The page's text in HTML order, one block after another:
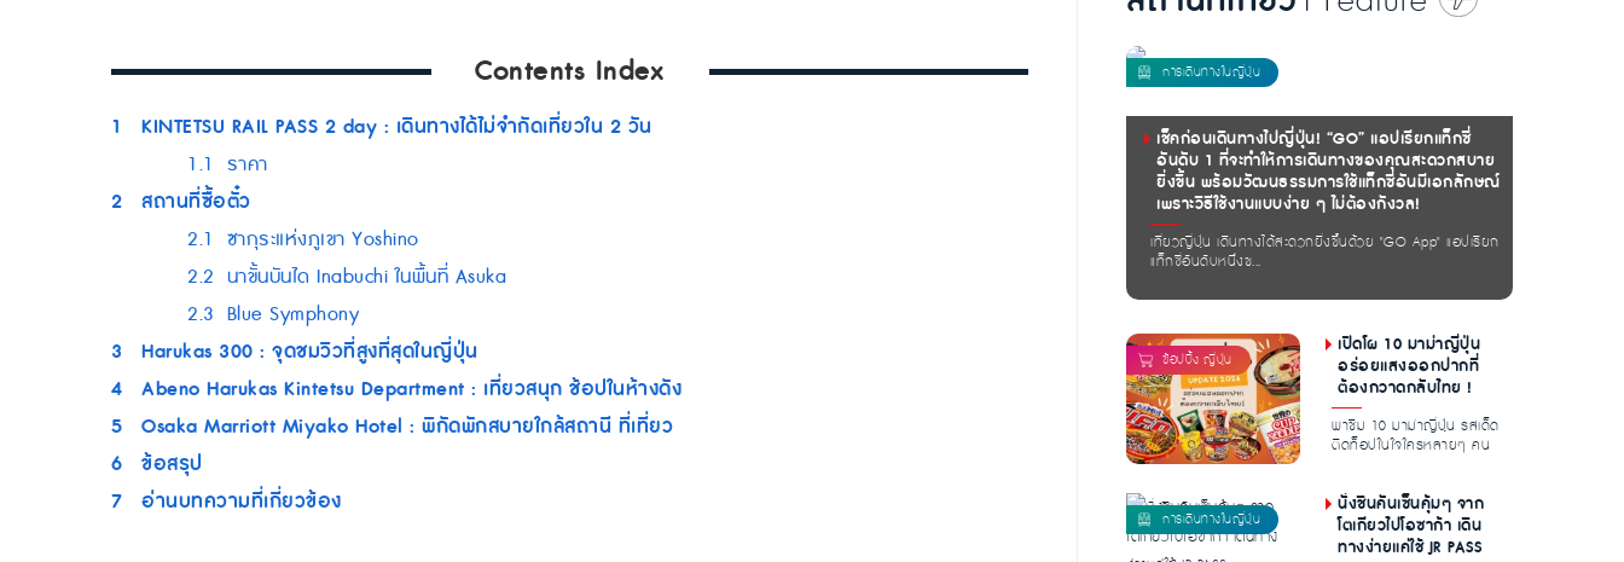
Contents Index
1 KINTETSU RAIL PASS 2 day : เดินทางได้ไม่จำกัดเที่ยวใน 2 วัน
1.1 ราคา
2 สถานที่ซื้อตั๋ว
2.1 ซากุระแห่งภูเขา Yoshino
2.2 นาขั้นบันได Inabuchi ในพื้นที่ Asuka
2.3 Blue Symphony
3
Harukas 300 : จุดชมวิวที่สูงที่สุดในญี่ปุ่น
4 Abeno Harukas Kintetsu Department : เที่ยวสนุก ช้อปในห้างดัง
5 Osaka Marriott Miyako Hotel : พิกัดพักสบายใกล้สถานี ที่เที่ยว
6 ข้อสรุป
7 อ่านบทความที่เกี่ยวข้อง
เช็คก่อนเดินทางไปญี่ปุ่น! “GO” แอปเรียกแท็กซี่
อันดับ 1 ที่จะทำให้การเดินทางของคุณสะดวกสบาย
ยิ่งขึ้น พร้อมวัฒนธรรมการใช้แท็กซี่อันมีเอกลักษณ์
เพราะวิธีใช้งานแบบง่าย ๆ ไม่ต้องกังวล!
เที่ยวญี่ปุ่น เดินทางได้สะดวกยิ่งขึ้นด้วย "GO App" แอปเรียก
แท็กซี่อันดับหนึ่งข...
เปิดโผ 10 มาม่าญี่ปุ่น
อร่อยแสงออกปากที่
ต้องกวาดกลับไทย !
พาชิม 10 มาม่าญี่ปุ่น รสเด็ด
ติดท็อปในใจใครหลายๆ คน
นั่งชินคันเซ็นคุ้มๆ จาก
โตเกียวไปโอซาก้า เดิน
ทางง่ายแค่ใช้ JR PASS